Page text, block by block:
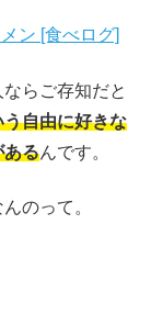
ン [食べログ]
らご存知だと
自由に好きな
あるんです。
のって。